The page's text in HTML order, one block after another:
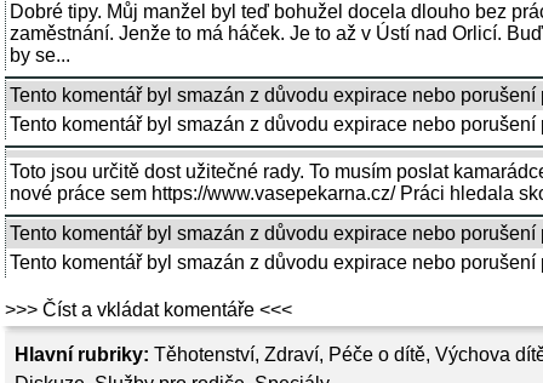
Hlavní rubriky: Těhotenství, Zdraví, Péče o dítě, Výchova
Dobré tipy. Můj manžel byl teď bohužel docela dlouho bez
zaměstnání. Jenže to má háček. Je to až v Ústí nad Orlicí.
by se...
Tento komentář byl smazán z důvodu expirace nebo
Tento komentář byl smazán z důvodu expirace nebo
Toto jsou určitě dost užitečné rady. To musím poslat
nové práce sem https://www.vasepekarna.cz/ Práci hledala
Tento komentář byl smazán z důvodu expirace nebo
Tento komentář byl smazán z důvodu expirace nebo
>>> Číst a vkládat komentáře <<<